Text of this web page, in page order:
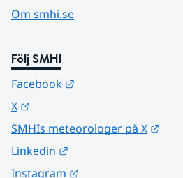
Om smhi.se
Följ SMHI
Facebook
X
SMHIs meteorologer på X
Linkedin
Instagram